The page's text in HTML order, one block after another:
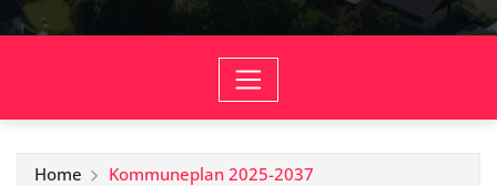
Home Kommuneplan 2025-2037